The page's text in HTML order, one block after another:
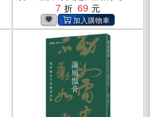
有聲】(電子書)
7 69